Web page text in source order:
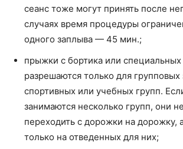
сеанс тоже могут принять после
случаях время процедуры
одного заплыва — 45 мин.;
прыжки с бортика или
разрешаются только для групповых
спортивных или учебных групп.
занимаются несколько групп, они
переходить с дорожки на дорожку,
только на отведенных для них;